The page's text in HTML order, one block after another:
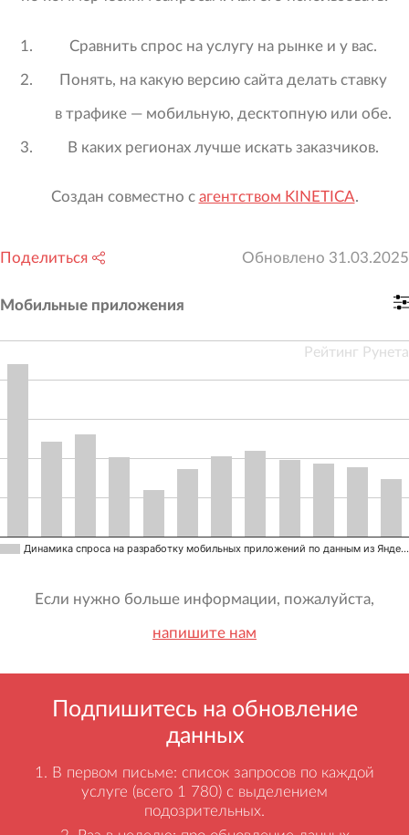
Сравнить спрос на услугу на рынке и у вас.
Понять, на какую версию сайта делать ставку
в трафике — мобильную, десктопную или обе.
В каких регионах лучше искать заказчиков.
Создан совместно с агентством KINETICA.
Поделиться Обновлено 31.03.2025
Мобильные приложения
Динамика спроса на разработку мобильных приложений по данным из Янде…
Рейтинг Рунета
Если нужно больше информации, пожалуйста,
напишите нам
Подпишитесь на обновление
данных
В первом письме: список запросов по каждой
услуге (всего 1 780) с выделением
подозрительных.